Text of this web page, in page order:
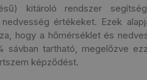
kitároló rendszer
értékeket. Ezek
hogy a hőmérséklet és
sávban tartható, megelőzve
képződést.